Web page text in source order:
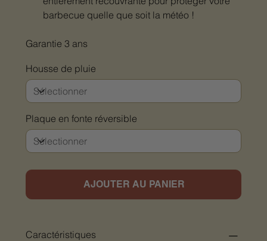
barbecue quelle que soit la météo !
Garantie 3 ans
Housse de pluie
Plaque en fonte réversible
AJOUTER AU PANIER
Caractéristiques